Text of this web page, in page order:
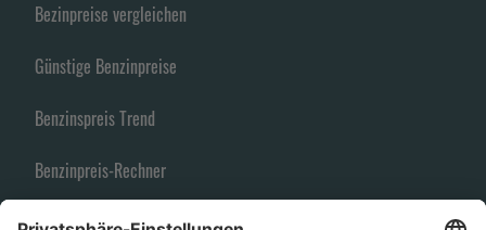
Bezinpreise vergleichen
Günstige Benzinpreise
Benzinspreis Trend
Benzinpreis-Rechner
Spritpreise